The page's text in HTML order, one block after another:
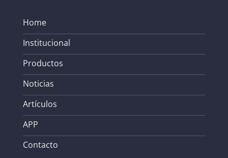
Home
Institucional
Productos
Noticias
Artículos
APP
Contacto